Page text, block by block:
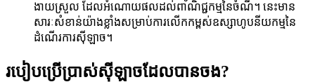
ងាយស្រួល ដែលអំណោយផលដល់ពាណិជ្ជកម្មនៃចំណី។ នេះមាន
សារៈសំខាន់យ៉ាងខ្លាំងសម្រាប់ការលើកកម្ពស់ឧស្សាហូបនីយកម្មនៃ
ដំណើរការស៊ីឡាច។
របៀបប្រើប្រាស់ស៊ីឡាចដែលបានចង?